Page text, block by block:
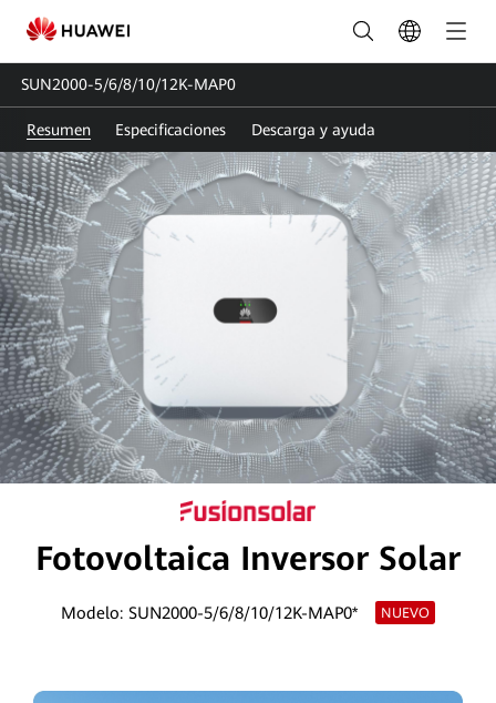
SUN2000-
5/6/8/10/12K-
MAP0
|
Inversor
Solar
Trifásico
|
HUAWEI FusionSolar
SUN2000-5/6/8/10/12K-MAP0
Resumen Especificaciones Descarga y ayuda
Fotovoltaica Inversor Solar
Modelo: SUN2000-5/6/8/10/12K-MAP0* NUEVO